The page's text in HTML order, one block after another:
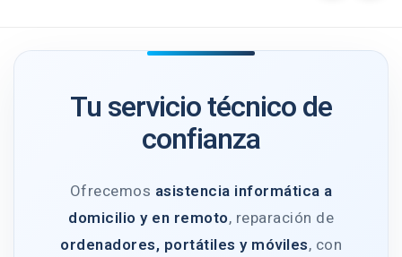
Tu servicio técnico de
confianza
Ofrecemos asistencia informática a
domicilio y en remoto, reparación de
ordenadores, portátiles y móviles, con